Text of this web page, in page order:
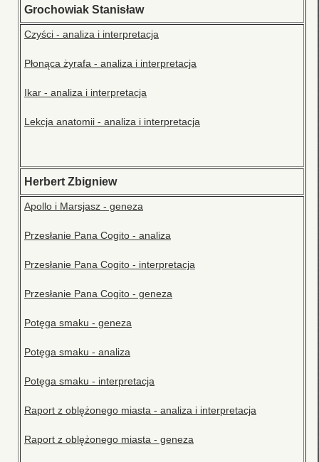
Grochowiak Stanisław
Czyści - analiza i interpretacja
Płonąca żyrafa - analiza i interpretacja
Ikar - analiza i interpretacja
Lekcja anatomii - analiza i interpretacja
Herbert Zbigniew
Apollo i Marsjasz - geneza
Przesłanie Pana Cogito - analiza
Przesłanie Pana Cogito - interpretacja
Przesłanie Pana Cogito - geneza
Potęga smaku - geneza
Potęga smaku - analiza
Potęga smaku - interpretacja
Raport z oblężonego miasta - analiza i interpretacja
Raport z oblężonego miasta - geneza